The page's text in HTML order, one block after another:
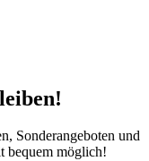
Sonderangeboten und
bequem möglich!